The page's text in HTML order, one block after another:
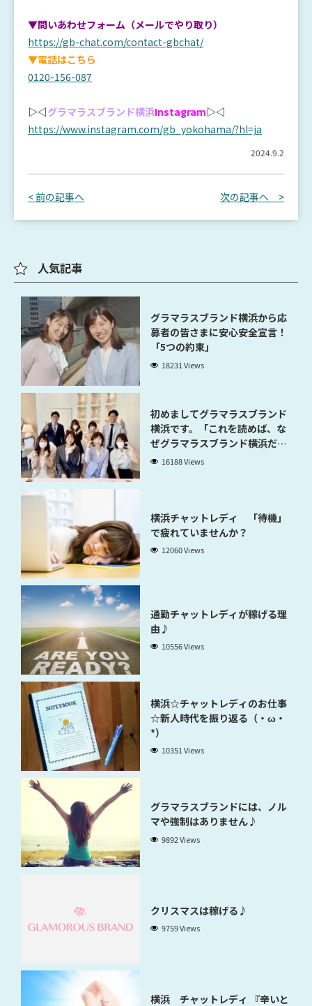
▼問いあわせフォーム（メールでやり取り）
https://gb-chat.com/contact-gbchat/
▼電話はこちら
0120-156-087
▷◁グラマラスブランド横浜Instagram▷◁
https://www.instagram.com/gb_yokohama/?hl=ja
2024.9.2
< 前の記事へ 次の記事へ >
人気記事
グラマラスブランド横浜から応
募者の皆さまに安心安全宣言！
「5つの約束」
18231 Views
初めましてグラマラスブランド
横浜です。「これを読めば、な
ぜグラマラスブランド横浜だと
稼げるのかが分かります」
16188 Views
横浜チャットレディ 「待機」
で疲れていませんか？
12060 Views
通勤チャットレディが稼げる理
由♪
10556 Views
横浜☆チャットレディのお仕事
☆新人時代を振り返る（・ω・
*）
10351 Views
グラマラスブランドには、ノル
マや強制はありません♪
9892 Views
クリスマスは稼げる♪
9759 Views
横浜 チャットレディ 『辛いと